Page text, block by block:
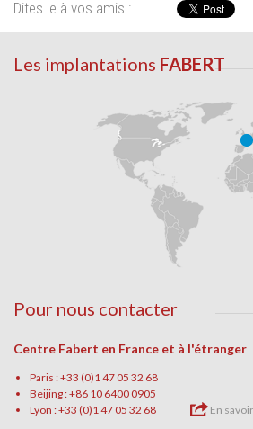
Dites le à vos amis :
Les implantations FABERT
Pour nous contacter
Centre Fabert en France et à l'étranger
Paris : +33 (0)1 47 05 32 68
Beijing : +86 10 6400 0905
Lyon : +33 (0)1 47 05 32 68
En